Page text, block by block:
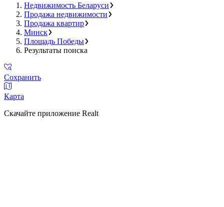
Недвижимость Беларуси
Продажа недвижимости
Продажа квартир
Минск
Площадь Победы
Результаты поиска
Сохранить
Карта
Скачайте приложение Realt